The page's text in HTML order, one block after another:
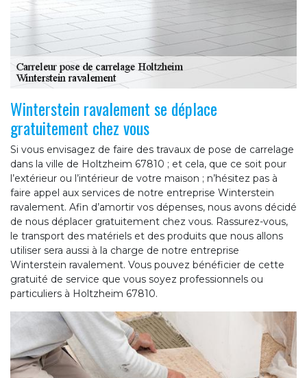
Winterstein ravalement se déplace
gratuitement chez vous
Si vous envisagez de faire des travaux de pose de carrelage
dans la ville de Holtzheim 67810 ; et cela, que ce soit pour
l’extérieur ou l’intérieur de votre maison ; n’hésitez pas à
faire appel aux services de notre entreprise Winterstein
ravalement. Afin d’amortir vos dépenses, nous avons décidé
de nous déplacer gratuitement chez vous. Rassurez-vous,
le transport des matériels et des produits que nous allons
utiliser sera aussi à la charge de notre entreprise
Winterstein ravalement. Vous pouvez bénéficier de cette
gratuité de service que vous soyez professionnels ou
particuliers à Holtzheim 67810.